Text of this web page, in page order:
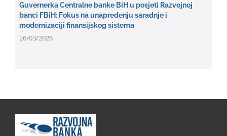
Guvernerka Centralne banke BiH u posjeti Razvojnoj
banci FBiH: Fokus na unapređenju saradnje i
modernizaciji finansijskog sistema
26/03/2026